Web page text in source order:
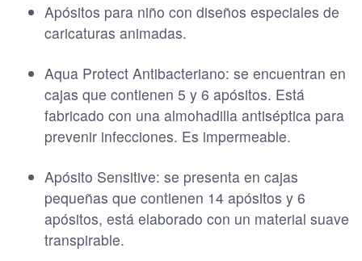
Apósitos para niño con diseños especiales de
caricaturas animadas.
Aqua Protect Antibacteriano: se encuentran en
cajas que contienen 5 y 6 apósitos. Está
fabricado con una almohadilla antiséptica para
prevenir infecciones. Es impermeable.
Apósito Sensitive: se presenta en cajas
pequeñas que contienen 14 apósitos y 6
apósitos, está elaborado con un material suave
transpirable.